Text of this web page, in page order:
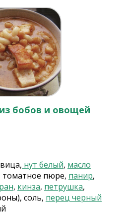
бобов и овощей
нут белый, масло
томатное пюре, панир,
, кинза, петрушка,
соль, перец черный